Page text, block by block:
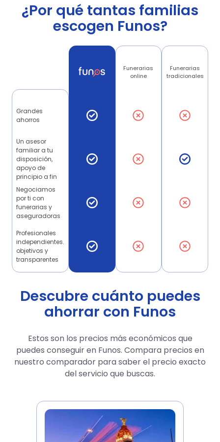
¿Por qué tantas familias
escogen Funos?
Grandes
ahorros
Un asesor
familiar a tu
disposición,
apoyo de
principio a fin
Negociamos
por ti con
funerarias y
aseguradoras
Profesionales
independientes.
objetivos y
transparentes
Funerarias
online
Funerarias
tradicionales
Descubre cuánto puedes
ahorrar con Funos
Estos son los precios más económicos que
puedes conseguir en Funos. Compara precios en
nuestro comparador para saber el precio exacto
del servicio que buscas.